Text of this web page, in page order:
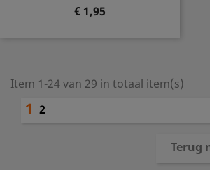
Prijs
€ 1,95
Item 1-24 van 29 in totaal item(s)
1 2
Terug